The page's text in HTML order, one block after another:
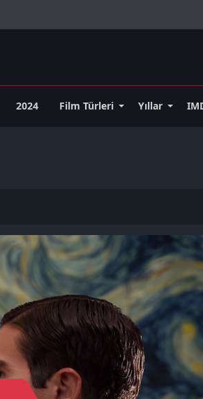
2024 Film Türleri Yıllar